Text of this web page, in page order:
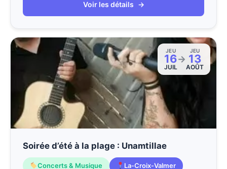
Voir les détails →
JEU
16
JUIL
→
JEU
13
AOÛT
Soirée d’été à la plage : Unamtillae
Concerts & Musique La-Croix-Valmer